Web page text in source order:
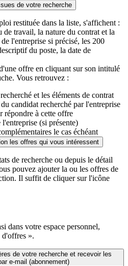
de votre recherche
restituée dans la liste, s'affichent :
travail, la nature du contrat et la
l'entreprise si précisé, les 200
du poste, la date de
offre en cliquant sur son intitulé
Vous retrouvez :
et les éléments de contrat
candidat recherché par l'entreprise
répondre à cette offre
(si présente)
le cas échéant
les offres qui vous intéressent
de recherche ou depuis le détail
pouvez ajouter la ou les offres de
Il suffit de cliquer sur l'icône
dans votre espace personnel,
».
de votre recherche et recevoir les
e-mail (abonnement)